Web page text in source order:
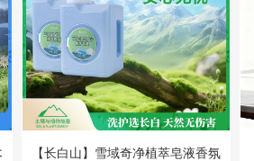
【长白山】雪域奇净植萃皂液香氛